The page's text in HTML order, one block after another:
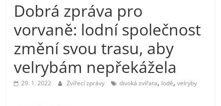
Dobrá zpráva pro
vorvaně: lodní společnost
změní svou trasu, aby
velrybám nepřekážela
29. 1. 2022 Zvířecí zprávy divoká zvířata, lodě,velryby